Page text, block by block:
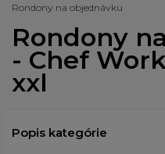
Rondony na objednávku
Rondony
- Chef
xxl
Popis kategórie